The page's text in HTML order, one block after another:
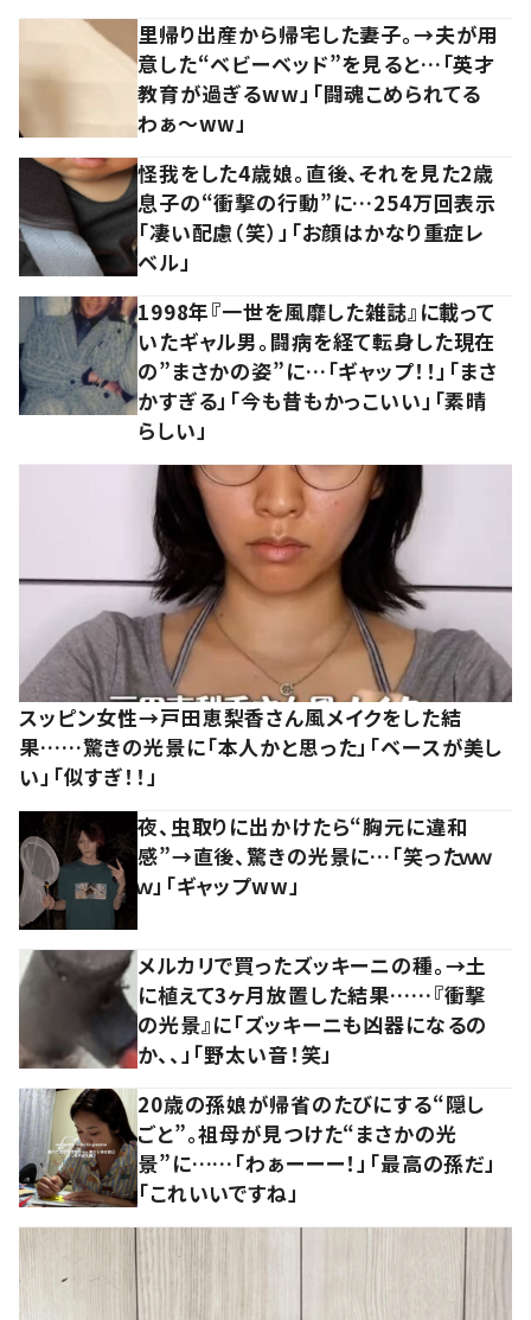
里帰り出産から帰宅した妻子。→夫が用
意した“ベビーベッド”を見ると…「英才
教育が過ぎるww」「闘魂こめられてる
わぁ～ww」
怪我をした4歳娘。直後、それを見た2歳
息子の“衝撃の行動”に…254万回表示
「凄い配慮（笑）」「お顔はかなり重症レ
ベル」
1998年『一世を風靡した雑誌』に載って
いたギャル男。闘病を経て転身した現在
の”まさかの姿”に…「ギャップ！！」「まさ
かすぎる」「今も昔もかっこいい」「素晴
らしい」
スッピン女性→戸田恵梨香さん風メイクをした結
果……驚きの光景に「本人かと思った」「ベースが美し
い」「似すぎ！！」
夜、虫取りに出かけたら“胸元に違和
感”→直後、驚きの光景に…「笑ったｗｗ
ｗ」「ギャップww」
メルカリで買ったズッキーニの種。→土
に植えて3ヶ月放置した結果……『衝撃
の光景』に「ズッキーニも凶器になるの
か、、」「野太い音！笑」
20歳の孫娘が帰省のたびにする“隠し
ごと”。祖母が見つけた“まさかの光
景”に……「わぁーーー！」「最高の孫だ」
「これいいですね」